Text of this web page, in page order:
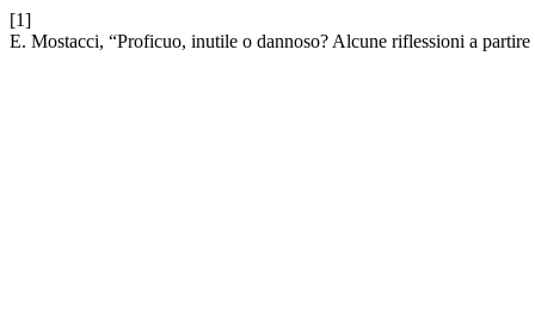
[1]
E. Mostacci, “Proficuo, inutile o dannoso? Alcune riflessioni a